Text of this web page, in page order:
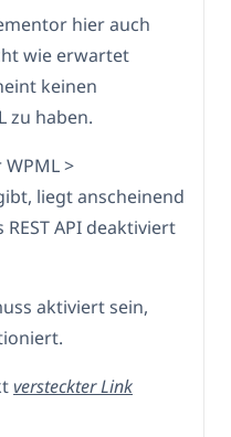
hier auch
wie erwartet
keinen
zu haben.
>
liegt anscheinend
API deaktiviert
aktiviert sein,
versteckter Link